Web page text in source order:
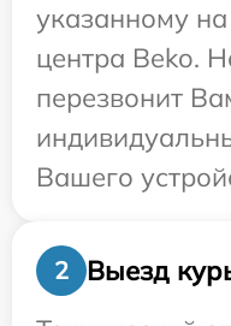
указанному на
центра Beko.
перезвонит
Вашего
2
Выезд